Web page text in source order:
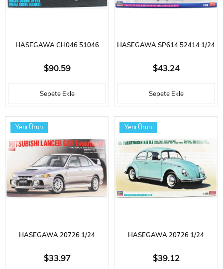
HASEGAWA CH046 51046
1/24 ÖLÇEK, MAZDA COSMO
SPORT (METAL MOTOR
DETAYLI), PLASTIK MODEL KITI
$90.59
Sepete Ekle
HASEGAWA SP614 52414 1/24
ÖLÇEK, TOYOTA SUPRA A70
2.0GT TWIN TURBO 1990 VE
KIZ FIGÜRÜ, OTOMOBIL
PLASTIK MODEL KITI
$43.24
Sepete Ekle
HASEGAWA 20726 1/24
ÖLÇEK, MITSUBISHI LANCER
$33.97
Yeni Ürün
HASEGAWA 20726 1/24
ÖLÇEK, VOLKSWAGEN BEETLE
$39.12
Yeni Ürün